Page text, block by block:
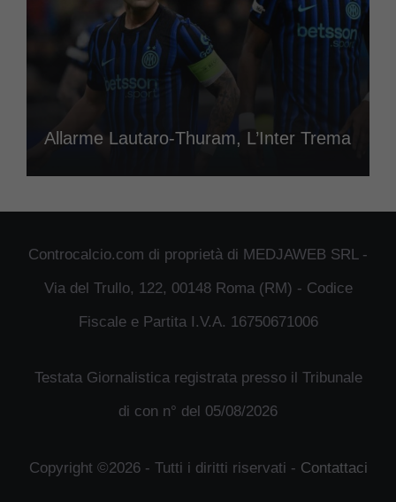
Allarme Lautaro-Thuram, L’Inter Trema
Controcalcio.com di proprietà di MEDJAWEB SRL -
Via del Trullo, 122, 00148 Roma (RM) - Codice
Fiscale e Partita I.V.A. 16750671006
Testata Giornalistica registrata presso il Tribunale
di con n° del 05/08/2026
Copyright ©2026 - Tutti i diritti riservati - Contattaci